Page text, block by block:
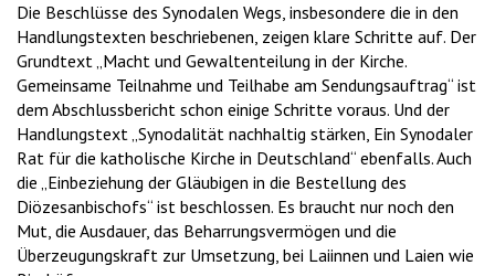
Die Beschlüsse des Synodalen Wegs, insbesondere die in den
Handlungstexten beschriebenen, zeigen klare Schritte auf. Der
Grundtext „Macht und Gewaltenteilung in der Kirche.
Gemeinsame Teilnahme und Teilhabe am Sendungsauftrag“ ist
dem Abschlussbericht schon einige Schritte voraus. Und der
Handlungstext „Synodalität nachhaltig stärken, Ein Synodaler
Rat für die katholische Kirche in Deutschland“ ebenfalls. Auch
die „Einbeziehung der Gläubigen in die Bestellung des
Diözesanbischofs“ ist beschlossen. Es braucht nur noch den
Mut, die Ausdauer, das Beharrungsvermögen und die
Überzeugungskraft zur Umsetzung, bei Laiinnen und Laien wie